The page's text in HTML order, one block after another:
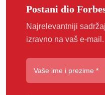
Postani dio
Najrelevantniji
izravno na vaš e-mail.